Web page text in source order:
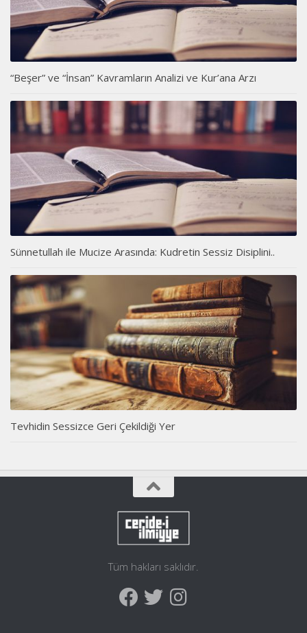
“Beşer” ve “İnsan” Kavramların Analizi ve Kur’ana Arzı
Sünnetullah ile Mucize Arasında: Kudretin Sessiz Disiplini..
Tevhidin Sessizce Geri Çekildiği Yer
Tüm hakları saklıdır.